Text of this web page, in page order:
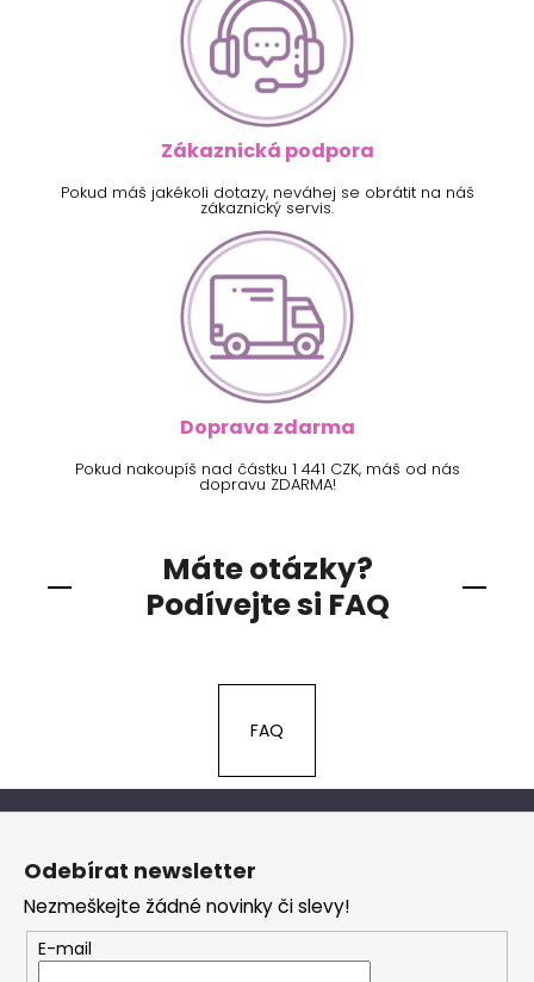
Zákaznická podpora
Pokud máš jakékoli dotazy, neváhej se obrátit na náš
zákaznický servis.
Doprava zdarma
Pokud nakoupíš nad částku 1 441 CZK, máš od nás
dopravu ZDARMA!
Máte otázky?
Podívejte si FAQ
FAQ
Z
Odebírat newsletter
Nezmeškejte žádné novinky či slevy!
E-mail